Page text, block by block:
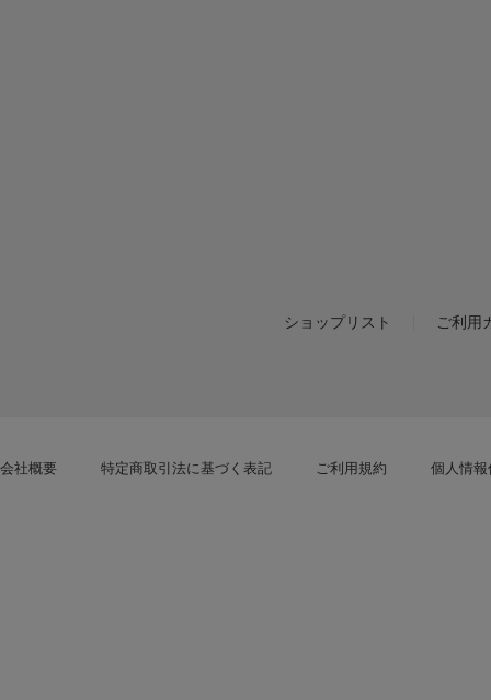
ショップリスト ご利用
会社概要 特定商取引法に基づく表記 ご利用規約 個人情